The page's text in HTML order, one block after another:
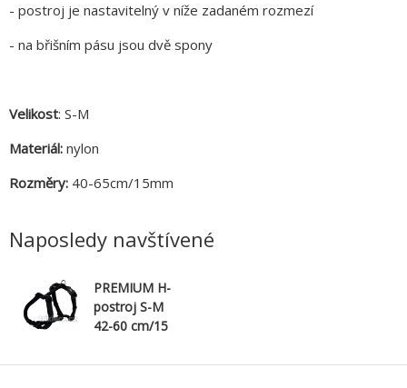
- postroj je nastavitelný v níže zadaném rozmezí
- na břišním pásu jsou dvě spony
Velikost: S-M
Materiál: nylon
Rozměry: 40-65cm/15mm
Naposledy navštívené
PREMIUM H-
postroj S-M
42-60 cm/15